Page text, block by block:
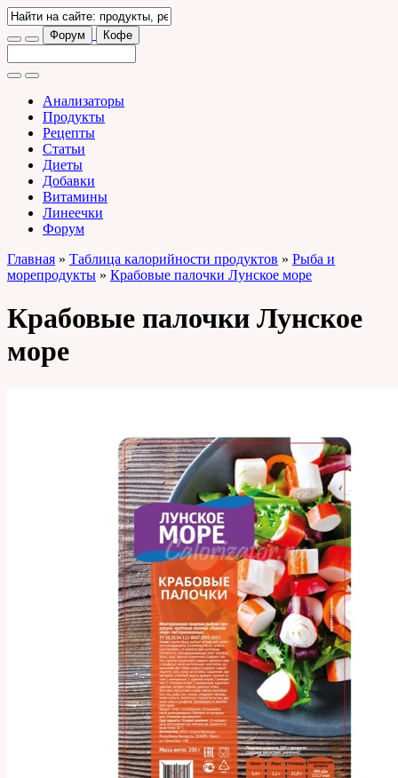
Форум Кофе
Анализаторы
Продукты
Рецепты
Статьи
Диеты
Добавки
Витамины
Линеечки
Форум
Главная » Таблица калорийности продуктов » Рыба и
морепродукты » Крабовые палочки Лунское море
Крабовые палочки Лунское
море